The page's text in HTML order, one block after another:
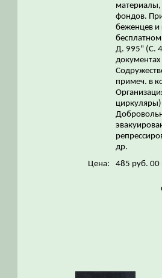
материалы,
фондов.
беженцев и
Д. 995" (С.
примеч. в
др.
Цена:
485 руб. 00